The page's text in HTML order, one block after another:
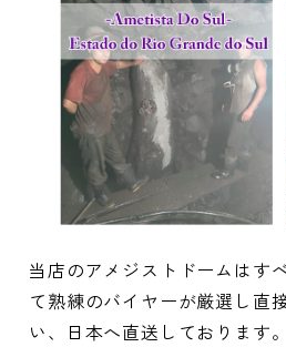
当店のアメジストドームはす
て熟練のバイヤーが厳選し直
い、日本へ直送しております。